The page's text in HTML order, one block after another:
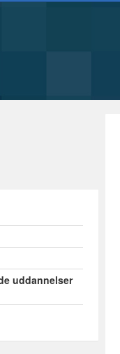
uddannelser